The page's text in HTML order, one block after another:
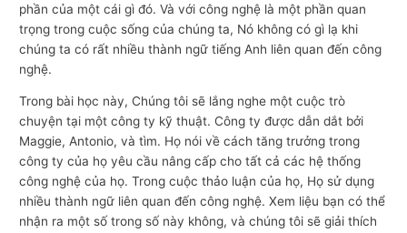
phần của một cái gì đó. Và với công nghệ là một phần quan
trọng trong cuộc sống của chúng ta, Nó không có gì lạ khi
chúng ta có rất nhiều thành ngữ tiếng Anh liên quan đến công
nghệ.
Trong bài học này, Chúng tôi sẽ lắng nghe một cuộc trò
chuyện tại một công ty kỹ thuật. Công ty được dẫn dắt bởi
Maggie, Antonio, và tìm. Họ nói về cách tăng trưởng trong
công ty của họ yêu cầu nâng cấp cho tất cả các hệ thống
công nghệ của họ. Trong cuộc thảo luận của họ, Họ sử dụng
nhiều thành ngữ liên quan đến công nghệ. Xem liệu bạn có thể
nhận ra một số trong số này không, và chúng tôi sẽ giải thích